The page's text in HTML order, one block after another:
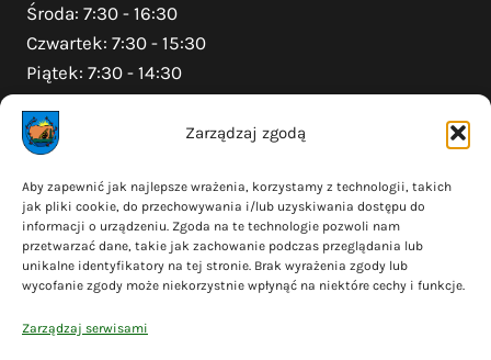
Zarządzaj zgodą
Aby zapewnić jak najlepsze wrażenia, korzystamy z technologii, takich
jak pliki cookie, do przechowywania i/lub uzyskiwania dostępu do
informacji o urządzeniu. Zgoda na te technologie pozwoli nam
przetwarzać dane, takie jak zachowanie podczas przeglądania lub
unikalne identyfikatory na tej stronie. Brak wyrażenia zgody lub
wycofanie zgody może niekorzystnie wpłynąć na niektóre cechy i funkcje.
Zarządzaj serwisami
Środa: 7:30 - 16:30
Czwartek: 7:30 - 15:30
Piątek: 7:30 - 14:30
Na skróty
Polityka prywatności
Polityka plików cookies (EU)
Deklaracja dostępności
Mapa serwisu